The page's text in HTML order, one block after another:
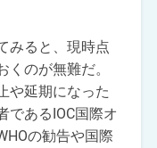
みると、現時点
のが無難だ。
や延期になった
であるIOC国際オ
の勧告や国際